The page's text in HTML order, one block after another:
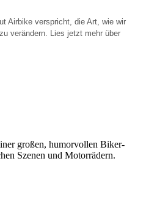
Airbike verspricht, die Art, wie wir
verändern. Lies jetzt mehr über